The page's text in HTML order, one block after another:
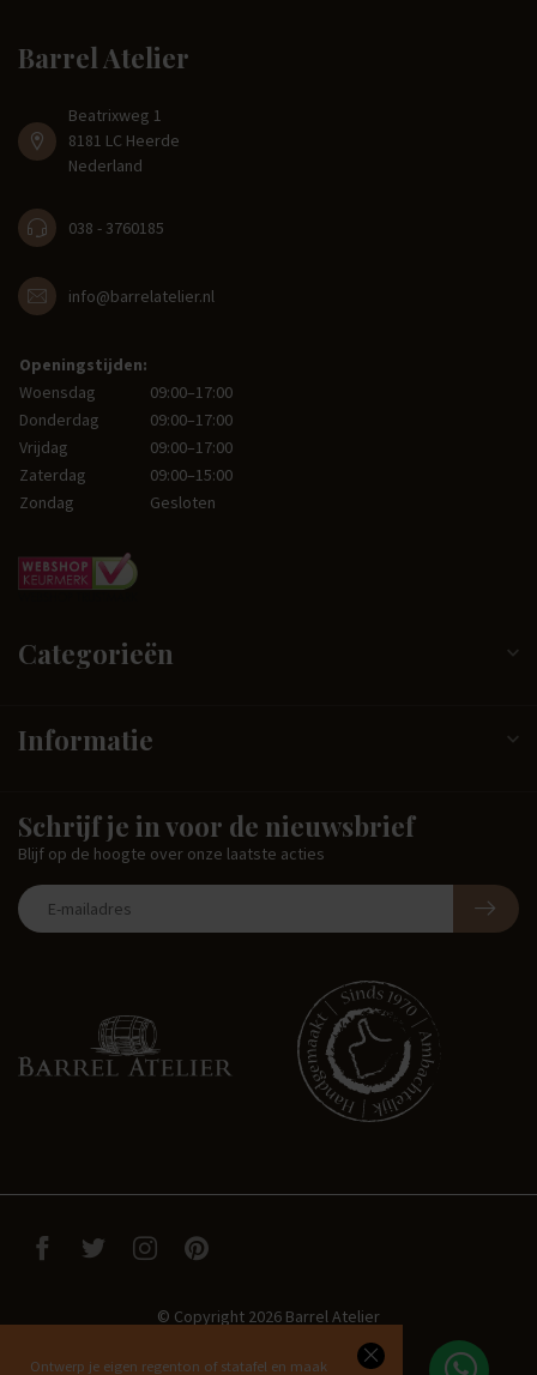
Ontwerp je eigen regenton of statafel en maak
Barrel Atelier
Beatrixweg 1
8181 LC Heerde
Nederland
038 - 3760185
info@barrelatelier.nl
Openingstijden:
Woensdag
09:00–17:00
Donderdag
09:00–17:00
Vrijdag
09:00–17:00
Zaterdag
09:00–15:00
Zondag
Gesloten
Categorieën
Informatie
Schrijf je in voor de nieuwsbrief
Blijf op de hoogte over onze laatste acties
© Copyright 2026 Barrel Atelier